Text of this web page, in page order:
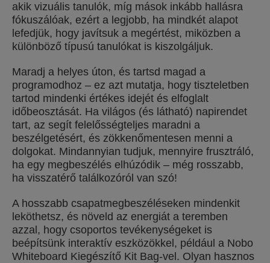
akik vizuális tanulók, míg mások inkább hallásra
fókuszálóak, ezért a legjobb, ha mindkét alapot
lefedjük, hogy javítsuk a megértést, miközben a
különböző típusú tanulókat is kiszolgáljuk.
Maradj a helyes úton, és tartsd magad a
programodhoz – ez azt mutatja, hogy tiszteletben
tartod mindenki értékes idejét és elfoglalt
időbeosztását. Ha világos (és látható) napirendet
tart, az segít felelősségteljes maradni a
beszélgetésért, és zökkenőmentesen menni a
dolgokat. Mindannyian tudjuk, mennyire frusztráló,
ha egy megbeszélés elhúzódik – még rosszabb,
ha visszatérő találkozóról van szó!
A hosszabb csapatmegbeszéléseken mindenkit
leköthetsz, és növeld az energiát a teremben
azzal, hogy csoportos tevékenységeket is
beépítsünk interaktív eszközökkel, például a Nobo
Whiteboard Kiegészítő Kit Bag-vel. Olyan hasznos